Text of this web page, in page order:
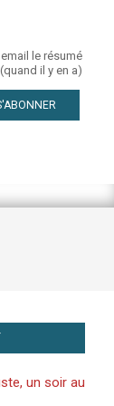
le résumé
il y en a)
un soir au